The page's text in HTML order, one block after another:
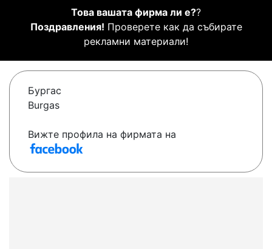
Това вашата фирма ли е??
Поздравления! Проверете как да събирате
рекламни материали!
Бургас
Burgas
Вижте профила на фирмата на